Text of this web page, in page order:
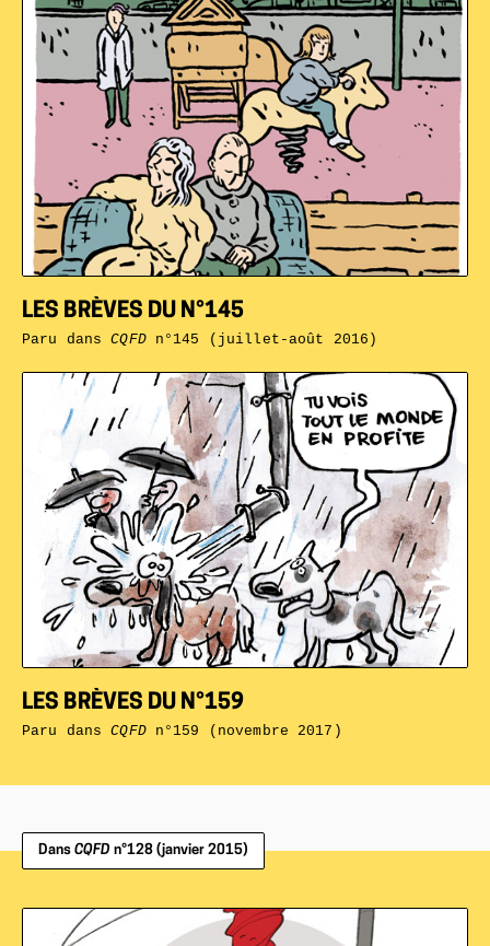
LES BRÈVES DU N°159
Paru dansCQFDn°159 (novembre 2017)
LES BRÈVES DU N°145
Paru dansCQFDn°145 (juillet-août 2016)
Dans CQFD n°128 (janvier 2015)